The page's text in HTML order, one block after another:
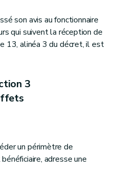
son avis au fonctionnaire
qui suivent la réception de
13, alinéa 3 du décret, il est
3
un périmètre de
adresse une